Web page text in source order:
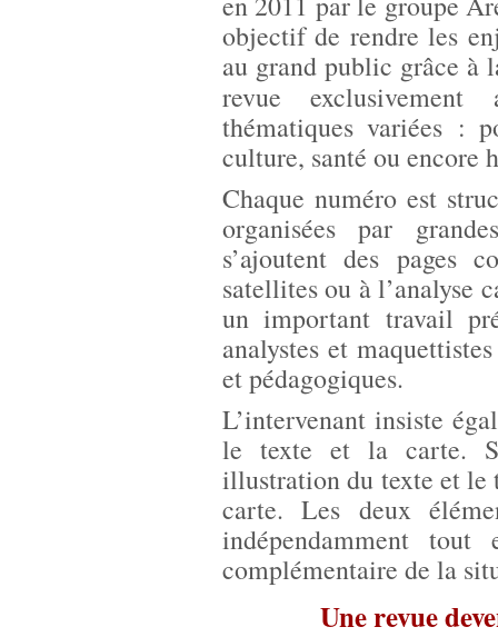
objectif de rendre les
au grand public grâce à
revue exclusivement
thématiques variées :
culture, santé ou encore
Chaque numéro est
organisées par
s’ajoutent des pages
satellites ou à l’analyse
un important travail
analystes et
et pédagogiques.
L’intervenant insiste
le texte et la carte.
illustration du texte et le
carte. Les deux
indépendamment
complémentaire de la
Une revue